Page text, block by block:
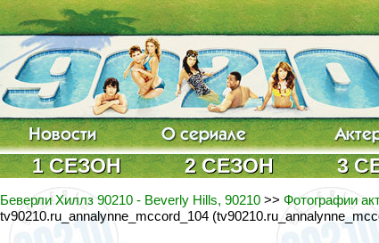
1 СЕЗОН 2 СЕЗОН 3
Беверли Хиллз 90210 - Beverly Hills, 90210 >> Фотографии
tv90210.ru_annalynne_mccord_104